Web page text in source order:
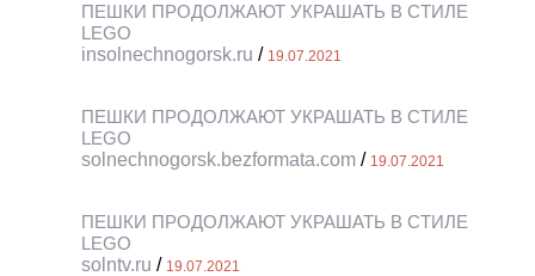
ПЕШКИ ПРОДОЛЖАЮТ УКРАШАТЬ В СТИЛЕ
LEGO
insolnechnogorsk.ru / 19.07.2021
ПЕШКИ ПРОДОЛЖАЮТ УКРАШАТЬ В СТИЛЕ
LEGO
solnechnogorsk.bezformata.com / 19.07.2021
ПЕШКИ ПРОДОЛЖАЮТ УКРАШАТЬ В СТИЛЕ
LEGO
solntv.ru / 19.07.2021